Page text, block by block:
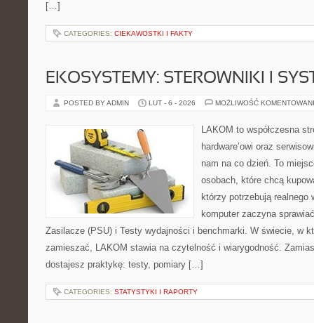
[…]
CATEGORIES: CIEKAWOSTKI I FAKTY
EKOSYSTEMY: STEROWNIKI I
POSTED BY ADMIN LUT - 6 - 2026 MOŻLIWOŚĆ
LAKOM to współczesna
hardware’owi oraz
nam na co dzień. To
osobach, które chcą
którzy potrzebują realnego
komputer zaczyna
Zasilacze (PSU) i Testy wydajności i benchmarki. W świecie, w
zamieszać, LAKOM stawia na czytelność i wiarygodność.
dostajesz praktykę: testy, pomiary […]
CATEGORIES: STATYSTYKI I RAPORTY